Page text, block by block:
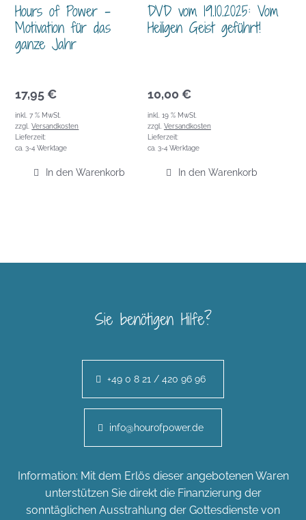
Hours of Power –
Motivation für das
ganze Jahr
17,95 €
inkl. 7 % MwSt.
zzgl.Versandkosten
Lieferzeit:
ca. 3-4 Werktage
In den Warenkorb
DVD vom 19.10.2025: Vom
Heiligen Geist geführt!
10,00 €
inkl. 19 % MwSt.
zzgl. Versandkosten
Lieferzeit:
ca. 3-4 Werktage
In den Warenkorb
Sie benötigen Hilfe?
+49 0 8 21 / 420 96 96
info@hourofpower.de
Information: Mit dem Erlös dieser angebotenen Waren
unterstützen Sie direkt die Finanzierung der
sonntäglichen Ausstrahlung der Gottesdienste von